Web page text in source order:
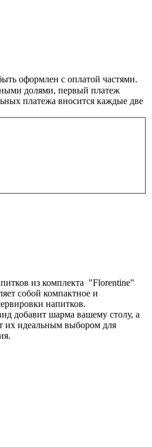
оформлен с оплатой частями.
долями, первый платеж
платежа вносится каждые две
из комплекта "Florentine"
собой компактное и
напитков.
добавит шарма вашему столу, а
их идеальным выбором для